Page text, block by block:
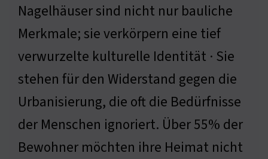
Nagelhäuser sind nicht nur bauliche
Merkmale; sie verkörpern eine tief
verwurzelte kulturelle Identität · Sie
stehen für den Widerstand gegen die
Urbanisierung, die oft die Bedürfnisse
der Menschen ignoriert. Über 55% der
Bewohner möchten ihre Heimat nicht